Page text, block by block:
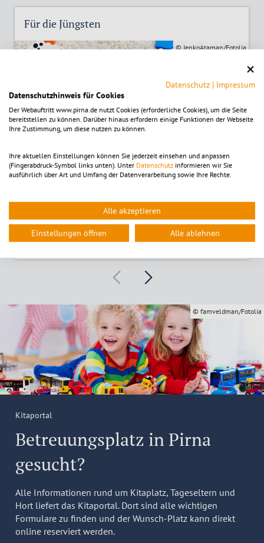
Für die Jüngsten
© JenkoAtaman/Fotolia
Betreuungsmöglichkeiten für Kinder unter drei Jahren
© famveldman/Fotolia
Kitaportal
Betreuungsplatz in Pirna
gesucht?
Alle Informationen rund um Kitaplatz, Tageseltern und
Hort liefert das Kitaportal. Dort sind alle wichtigen
Formulare zu finden und der Wunsch-Platz kann direkt
online reserviert werden.
Datenschutz | Impressum
Datenschutzhinweis für Cookies
Der Webauftritt www.pirna.de nutzt Cookies (erforderliche Cookies), um die Seite
bereitstellen zu können. Darüber hinaus erfordern einige Funktionen der Webseite
Ihre Zustimmung, um diese nutzen zu können.
Ihre aktuellen Einstellungen können Sie jederzeit einsehen und anpassen
(Fingerabdruck-Symbol links unten). Unter Datenschutz informieren wir Sie
ausführlich über Art und Umfang der Datenverarbeitung sowie Ihre Rechte.
Alle akzeptieren
Einstellungen öffnen Alle ablehnen